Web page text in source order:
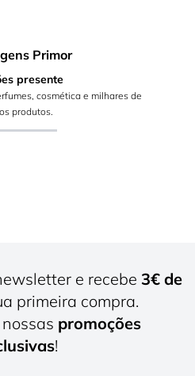
Primor
presente
cosmética e milhares de
produtos.
e recebe 3€ de
primeira compra.
promoções
!